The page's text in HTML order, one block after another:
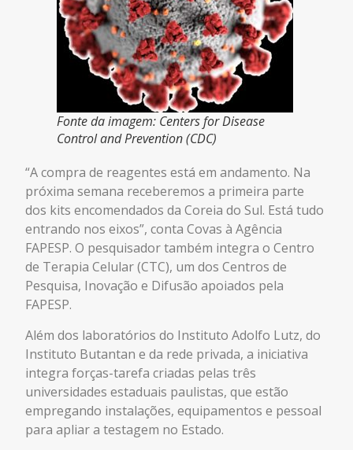
Fonte da imagem: Centers for Disease
Control and Prevention (CDC)
“A compra de reagentes está em andamento. Na
próxima semana receberemos a primeira parte
dos kits encomendados da Coreia do Sul. Está tudo
entrando nos eixos”, conta Covas à Agência
FAPESP. O pesquisador também integra o Centro
de Terapia Celular (CTC), um dos Centros de
Pesquisa, Inovação e Difusão apoiados pela
FAPESP.
Além dos laboratórios do Instituto Adolfo Lutz, do
Instituto Butantan e da rede privada, a iniciativa
integra forças-tarefa criadas pelas três
universidades estaduais paulistas, que estão
empregando instalações, equipamentos e pessoal
para apliar a testagem no Estado.